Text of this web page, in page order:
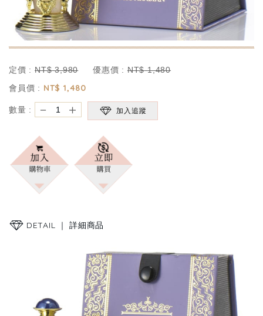
定價 : NT$ 3,980 優惠價 : NT$ 1,480
會員價 : NT$ 1,480
數量 : － ＋ 加入追蹤
DETAIL ｜詳細商品